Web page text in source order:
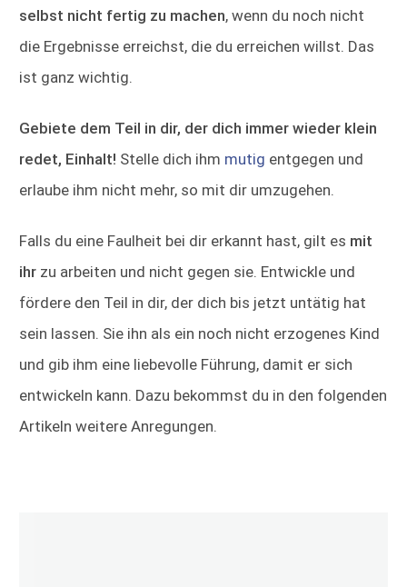
selbst nicht fertig zu machen, wenn du noch nicht
die Ergebnisse erreichst, die du erreichen willst. Das
ist ganz wichtig.
Gebiete dem Teil in dir, der dich immer wieder klein
redet, Einhalt! Stelle dich ihm mutig entgegen und
erlaube ihm nicht mehr, so mit dir umzugehen.
Falls du eine Faulheit bei dir erkannt hast, gilt es mit
ihr zu arbeiten und nicht gegen sie. Entwickle und
fördere den Teil in dir, der dich bis jetzt untätig hat
sein lassen. Sie ihn als ein noch nicht erzogenes Kind
und gib ihm eine liebevolle Führung, damit er sich
entwickeln kann. Dazu bekommst du in den folgenden
Artikeln weitere Anregungen.